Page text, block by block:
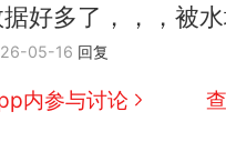
好多了，，，被
05-16 回复
内参与讨论
西班牙飞地
哥士兵搬起大石
争议，此前一天
洛哥涌入西班牙
新 费大厨“全国